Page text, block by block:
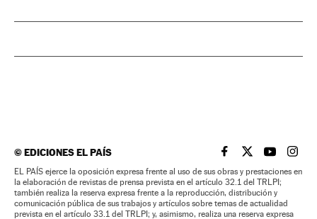
©EDICIONES EL PAÍS EL PAÍS BRASIL EN
EL PAÍSEL PAÍS
EL
EL PAÍS ejerce la oposición expresa frente al uso de sus obras y prestaciones en
la elaboración de revistas de prensa prevista en el artículo 32.1 del TRLPI;
también realiza la reserva expresa frente a la reproducción, distribución y
comunicación pública de sus trabajos y artículos sobre temas de actualidad
prevista en el artículo 33.1 del TRLPI; y, asimismo, realiza una reserva expresa